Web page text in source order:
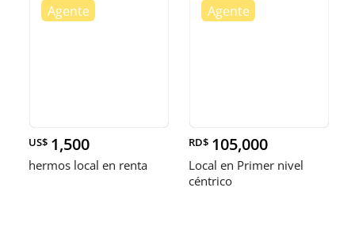
US$ 1,500
hermos local en renta
RD$ 105,000
Local en Primer nivel
céntrico